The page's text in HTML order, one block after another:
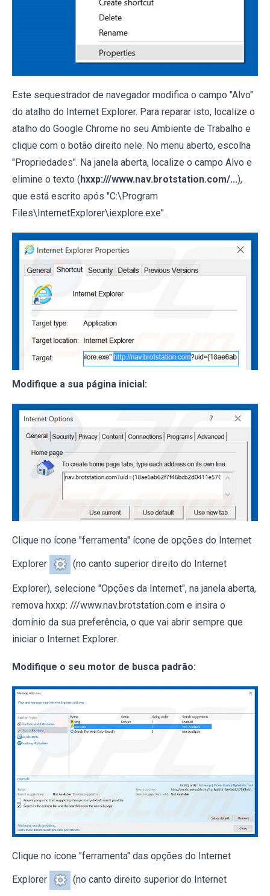
Este sequestrador de navegador modifica o campo "Alvo"
do atalho do Internet Explorer. Para reparar isto, localize o
atalho do Google Chrome no seu Ambiente de Trabalho e
clique com o botão direito nele. No menu aberto, escolha
"Propriedades". Na janela aberta, localize o campo Alvo e
elimine o texto ( hxxp:///www.nav.brotstation.com/...),
que está escrito após "C:\Program
Files\InternetExplorer\iexplore.exe".
Modifique a sua página inicial:
Clique no ícone "ferramenta" ícone de opções do Internet
Explorer (no canto superior direito do Internet
Explorer), selecione "Opções da Internet", na janela aberta,
remova hxxp: ///www.nav.brotstation.com e insira o
domínio da sua preferência, o que vai abrir sempre que
iniciar o Internet Explorer.
Modifique o seu motor de busca padrão:
Clique no ícone "ferramenta" das opções do Internet
Explorer (no canto direito superior do Internet